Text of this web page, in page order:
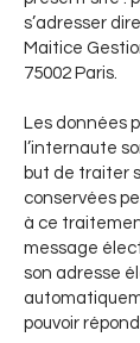
s’adresser
Maitice
75002 Paris.
Les données
l’internaute
but de traiter
conservées
à ce
message
son adresse
pouvoir